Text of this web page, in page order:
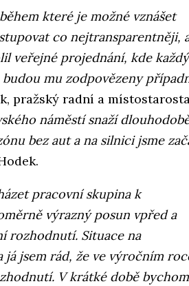
které je možné vznášet
co nejtransparentněji,
veřejné projednání, kde každý
mu zodpovězeny
pražský radní a
náměstí snaží
bez aut a na silnici jsme
pracovní skupina k
výrazný posun vpřed a
rozhodnutí. Situace na
já jsem rád, že ve výročním
V krátké době bychom